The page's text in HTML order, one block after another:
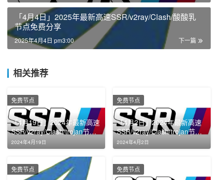
「4月4日」2025年最新高速SSR/v2ray/Clash/酸酸乳
节点免费分享
下一篇
2025年4月4日 pm3:00
相关推荐
「4月19日」2024年最新高速
SSR/v2ray/Clash/trojan节点
免费分享
2024年4月19日
免费节点
「4月2日」2024年最新高速
SSR/v2ray/Clash/trojan节点
免费分享
2024年4月2日
免费节点
免费节点 免费节点